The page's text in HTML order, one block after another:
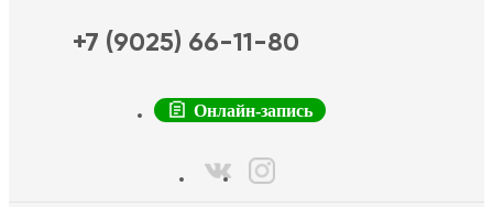
+7 (9025) 66-11-80
Онлайн-запись